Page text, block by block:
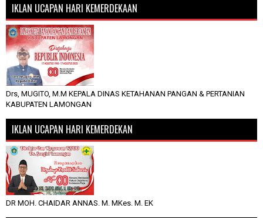
IKLAN UCAPAN HARI KEMERDEKAAN
Drs, MUGITO, M.M KEPALA DINAS KETAHANAN PANGAN & PERTANIAN
KABUPATEN LAMONGAN
IKLAN UCAPAN HARI KEMERDEKAN
DR MOH. CHAIDAR ANNAS. M. MKes. M. EK